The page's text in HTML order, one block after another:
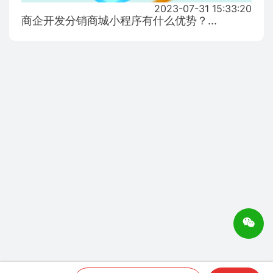
2023-07-31 15:33:20
商企开发分销商城小程序有什么优势？...